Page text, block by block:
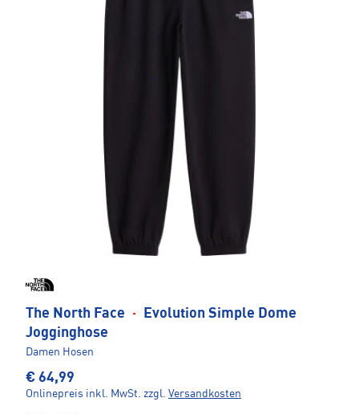
The North Face ·
Evolution Simple Dome
Jogginghose
Damen Hosen
€ 64,99
Onlinepreis inkl. MwSt. zzgl. Versandkosten